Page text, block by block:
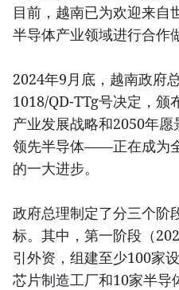
目前，越南已为欢迎来自
半导体产业领域进行合作
2024年9月底，越南政府
1018/QD-TTg号决定，颁
产业发展战略和2050年
领先半导体——正在成为
的一大进步。
政府总理制定了分三个阶
标。其中，第一阶段（
引外资，组建至少100家
芯片制造工厂和10家半导